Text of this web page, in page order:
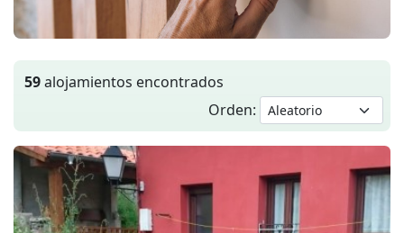
59alojamientos encontrados
Orden: